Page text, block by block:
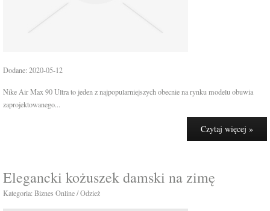
Dodane: 2020-05-12
Nike Air Max 90 Ultra to jeden z najpopularniejszych obecnie na rynku modelu obuwia
zaprojektowanego...
Czytaj więcej »
Elegancki kożuszek damski na zimę
Kategoria: Biznes Online / Odzież